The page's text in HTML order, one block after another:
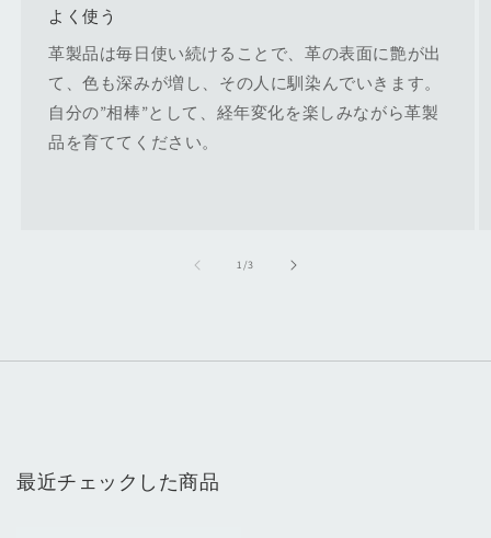
よく使う
革製品は毎日使い続けることで、革の表面に艶が出
て、色も深みが増し、その人に馴染んでいきます。
自分の”相棒”として、経年変化を楽しみながら革製
品を育ててください。
1/の
3
最近チェックした商品